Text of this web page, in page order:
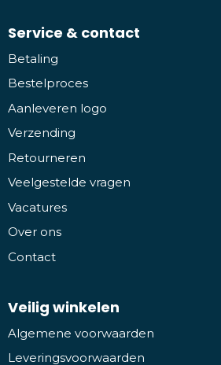
Service & contact
Betaling
Bestelproces
Aanleveren logo
Verzending
Retourneren
Veelgestelde vragen
Vacatures
Over ons
Contact
Veilig winkelen
Algemene voorwaarden
Leveringsvoorwaarden